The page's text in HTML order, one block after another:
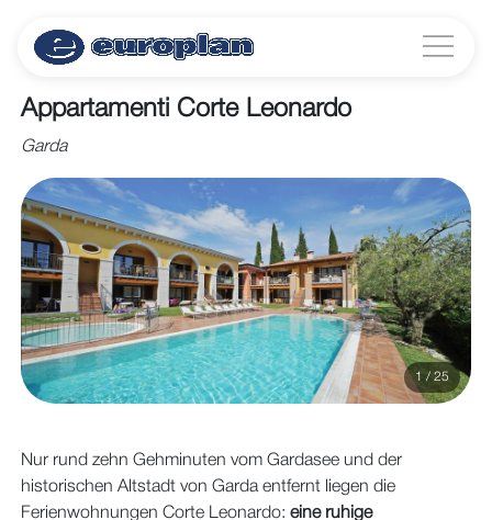
Appartamenti Corte Leonardo
Garda
1 / 25
Nur rund zehn Gehminuten vom Gardasee und der
historischen Altstadt von Garda entfernt liegen die
Ferienwohnungen Corte Leonardo: eine ruhige